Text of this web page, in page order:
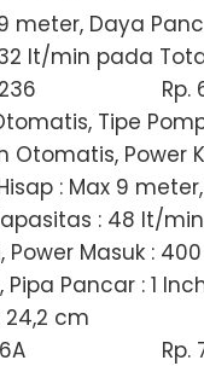
meter, Daya
lt/min pada
Rp.
Tipe
Otomatis, Power
: Max 9
: 48 lt/
Power Masuk :
Pipa Pancar : 1
24,2 cm
Rp.